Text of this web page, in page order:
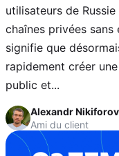
utilisateurs de
chaînes privées sans
signifie que
rapidement créer
public et...
Alexandr Nikiforov
Ami du client